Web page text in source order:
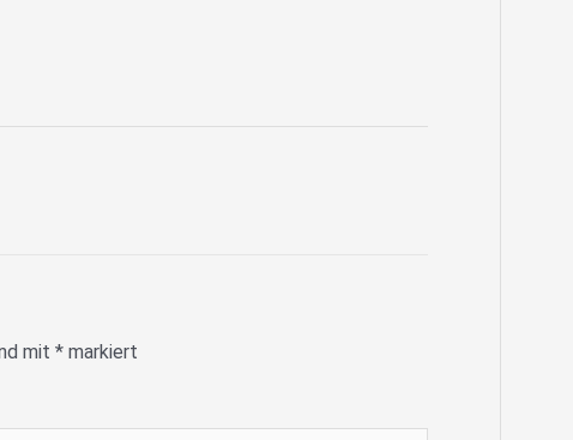
mit * markiert